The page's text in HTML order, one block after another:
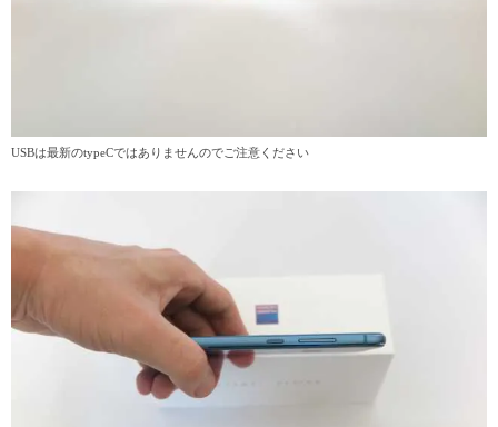
USBは最新のtypeCではありませんのでご注意ください